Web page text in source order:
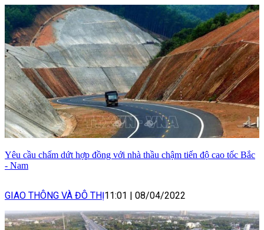
Yêu cầu chấm dứt hợp đồng với nhà thầu chậm tiến độ cao tốc Bắc
- Nam
GIAO THÔNG VÀ ĐÔ THỊ11:01 08/04/2022